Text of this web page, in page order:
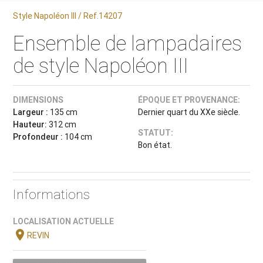
Style Napoléon III / Ref.14207
Ensemble de lampadaires
de style Napoléon III
DIMENSIONS
Largeur : 135 cm
Hauteur: 312 cm
Profondeur : 104 cm
ÉPOQUE ET PROVENANCE:
Dernier quart du XXe siècle.
STATUT:
Bon état.
Informations
LOCALISATION ACTUELLE
location_onREVIN